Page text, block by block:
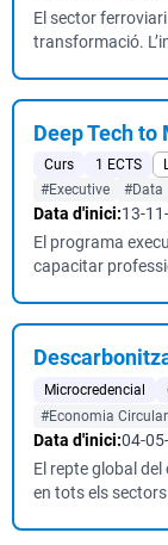
El sector
transformació.
Deep Tech to
Curs 1 ECTS
#Executive
#Data
Data d'inici:13-
El programa
capacitar
Microcredencial
#Economia Circular
Data d'inici:04-
El repte global
en tots els